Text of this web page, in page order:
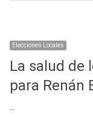
Elecciones Locales
La salud de
para Renán
…